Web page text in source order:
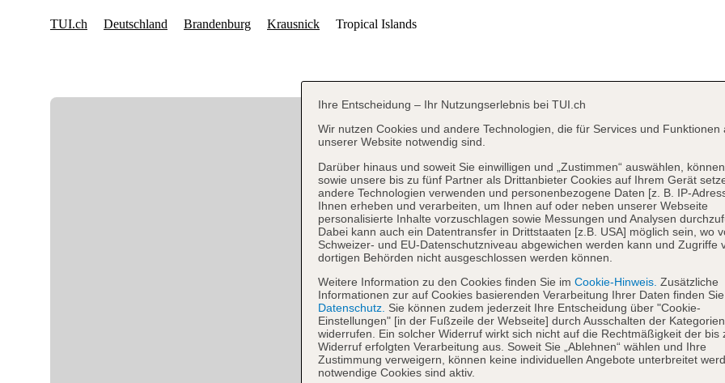
Ihre Entscheidung – Ihr Nutzungserlebnis bei TUI.ch
Wir nutzen Cookies und andere Technologien, die für Services und Funktionen
unserer Website notwendig sind.
Darüber hinaus und soweit Sie einwilligen und „Zustimmen“ auswählen,
sowie unsere bis zu fünf Partner als Drittanbieter Cookies auf Ihrem Gerät
andere Technologien verwenden und personenbezogene Daten [z. B. IP-
Ihnen erheben und verarbeiten, um Ihnen auf oder neben unserer Webseite
personalisierte Inhalte vorzuschlagen sowie Messungen und Analysen
Dabei kann auch ein Datentransfer in Drittstaaten [z.B. USA] möglich sein, wo
Schweizer- und EU-Datenschutzniveau abgewichen werden kann und Zugriffe
dortigen Behörden nicht ausgeschlossen werden können.
Weitere Information zu den Cookies finden Sie im Cookie-Hinweis. Zusätzliche
Informationen zur auf Cookies basierenden Verarbeitung Ihrer Daten finden
Datenschutz. Sie können zudem jederzeit Ihre Entscheidung über "Cookie-
Einstellungen" [in der Fußzeile der Webseite] durch Ausschalten der Kategorien
widerrufen. Ein solcher Widerruf wirkt sich nicht auf die Rechtmäßigkeit der bis
Widerruf erfolgten Verarbeitung aus. Soweit Sie „Ablehnen“ wählen und Ihre
Zustimmung verweigern, können keine individuellen Angebote unterbreitet
notwendige Cookies sind aktiv.